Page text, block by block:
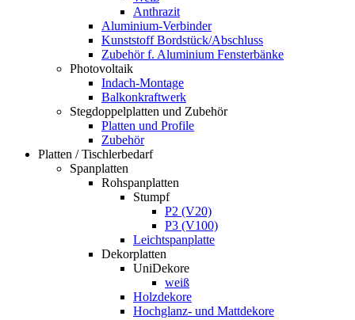
Anthrazit
Aluminium-Verbinder
Kunststoff Bordstück/Abschluss
Zubehör f. Aluminium Fensterbänke
Photovoltaik
Indach-Montage
Balkonkraftwerk
Stegdoppelplatten und Zubehör
Platten und Profile
Zubehör
Platten / Tischlerbedarf
Spanplatten
Rohspanplatten
Stumpf
P2 (V20)
P3 (V100)
Leichtspanplatte
Dekorplatten
UniDekore
weiß
Holzdekore
Hochglanz- und Mattdekore